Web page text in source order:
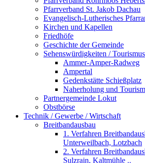
Pfarrverband St. Jakob Dachau
Evangelisch-Lutherisches
Kirchen und Kapellen
Friedhöfe
Geschichte der Gemeinde
Sehenswürdigkeiten / Tourismus
Ammer-Amper-Radweg
Ampertal
Gedenkstätte Schießplatz
Naherholung und
Partnergemeinde Lokut
Obstbörse
Technik / Gewerbe / Wirtschaft
Breitbandausbau
1. Verfahren
Unterweilbach, Lotzbach
2. Verfahren
Sulzrain, Kaltmühle ..